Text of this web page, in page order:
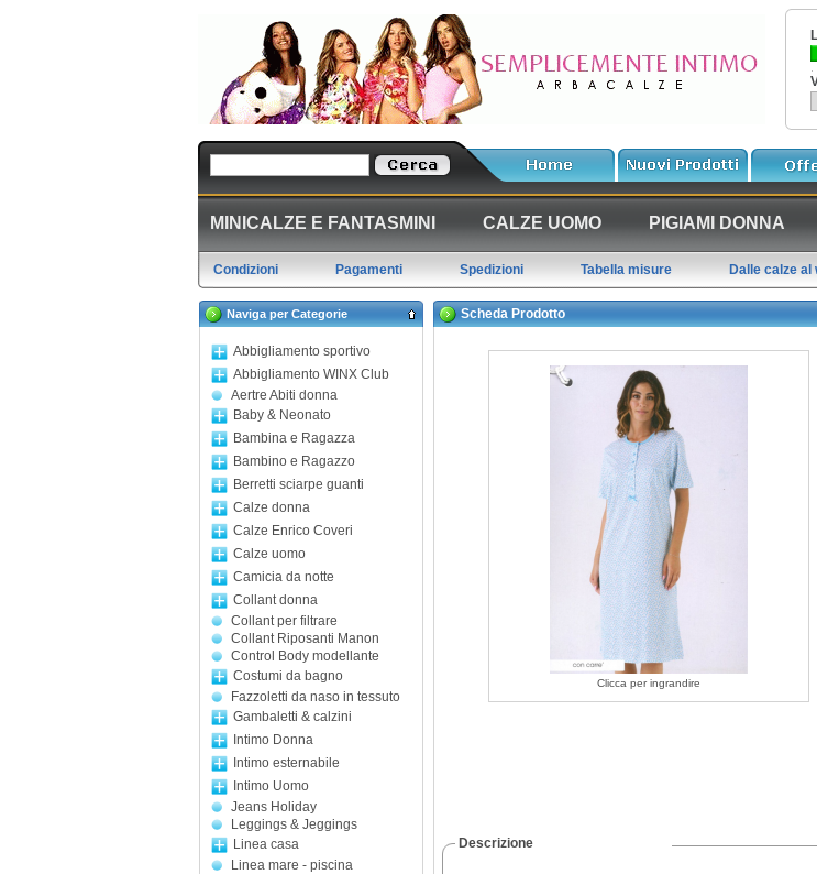
MINICALZE E FANTASMINI CALZE UOMO PIGIAMI DONNA
Condizioni Pagamenti Spedizioni Tabella misure Dalle calze al
Naviga per Categorie
Abbigliamento sportivo
Abbigliamento WINX Club
Aertre Abiti donna
Baby & Neonato
Bambina e Ragazza
Bambino e Ragazzo
Berretti sciarpe guanti
Calze donna
Calze Enrico Coveri
Calze uomo
Camicia da notte
Collant donna
Collant per filtrare
Collant Riposanti Manon
Control Body modellante
Costumi da bagno
Fazzoletti da naso in tessuto
Gambaletti & calzini
Intimo Donna
Intimo esternabile
Intimo Uomo
Jeans Holiday
Leggings & Jeggings
Linea casa
Linea mare - piscina
Scheda Prodotto
Clicca per ingrandire
Descrizione